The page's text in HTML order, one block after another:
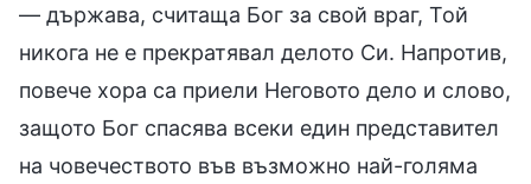
— държава, считаща Бог за свой враг, Той
никога не е прекратявал делото Си. Напротив,
повече хора са приели Неговото дело и слово,
защото Бог спасява всеки един представител
на човечеството във възможно най-голяма